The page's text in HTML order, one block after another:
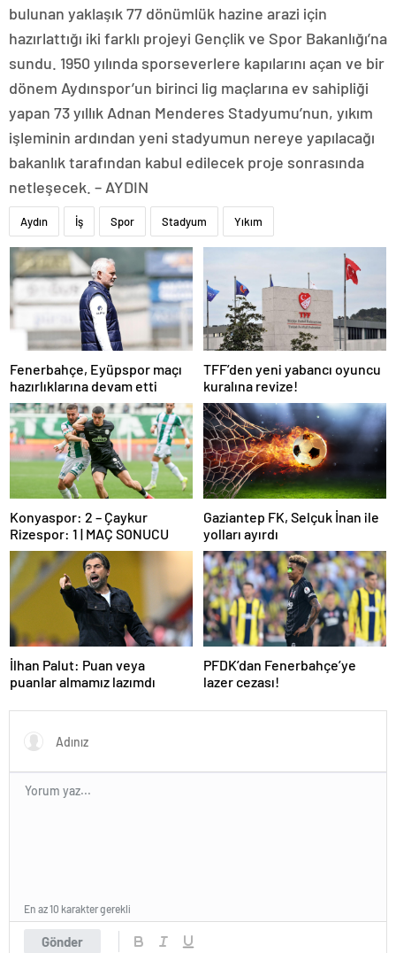
bulunan yaklaşık 77 dönümlük hazine arazi için
hazırlattığı iki farklı projeyi Gençlik ve Spor Bakanlığı’na
sundu. 1950 yılında sporseverlere kapılarını açan ve bir
dönem Aydınspor’un birinci lig maçlarına ev sahipliği
yapan 73 yıllık Adnan Menderes Stadyumu’nun, yıkım
işleminin ardından yeni stadyumun nereye yapılacağı
bakanlık tarafından kabul edilecek proje sonrasında
netleşecek. – AYDIN
Aydın İş Spor Stadyum Yıkım
Fenerbahçe, Eyüpspor maçı
hazırlıklarına devam etti
TFF’den yeni yabancı oyuncu
kuralına revize!
Konyaspor: 2 – Çaykur
Rizespor: 1 | MAÇ SONUCU
Gaziantep FK, Selçuk İnan ile
yolları ayırdı
İlhan Palut: Puan veya
puanlar almamız lazımdı
PFDK’dan Fenerbahçe’ye
lazer cezası!
Gönder
En az 10 karakter gerekli